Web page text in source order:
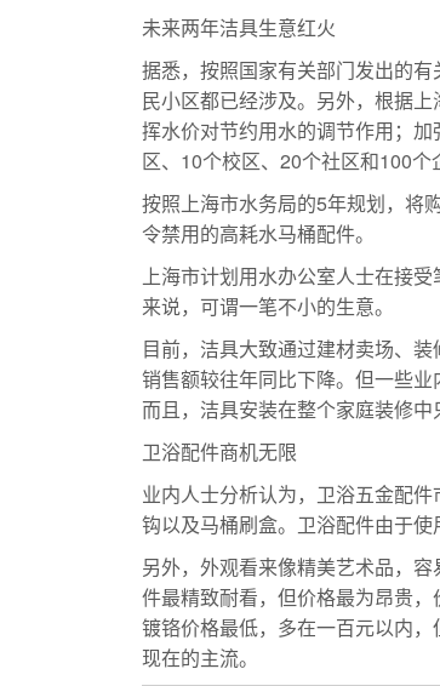
未来两年洁具生意红火
据悉，按照国家有关部门发出的
民小区都已经涉及。另外，根据
挥水价对节约用水的调节作用；
区、10个校区、20个社区和100个
按照上海市水务局的5年规划，将
令禁用的高耗水马桶配件。
上海市计划用水办公室人士在接
来说，可谓一笔不小的生意。
目前，洁具大致通过建材卖场、
销售额较往年同比下降。但一些
而且，洁具安装在整个家庭装修中
卫浴配件商机无限
业内人士分析认为，卫浴五金配
钩以及马桶刷盒。卫浴配件由于使
另外，外观看来像精美艺术品，
件最精致耐看，但价格最为昂贵
镀铬价格最低，多在一百元以内
现在的主流。